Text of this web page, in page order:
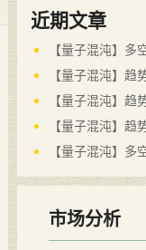
近期文章
【量子混沌】
【量子混沌】
【量子混沌】
【量子混沌】
【量子混沌】
市场分析